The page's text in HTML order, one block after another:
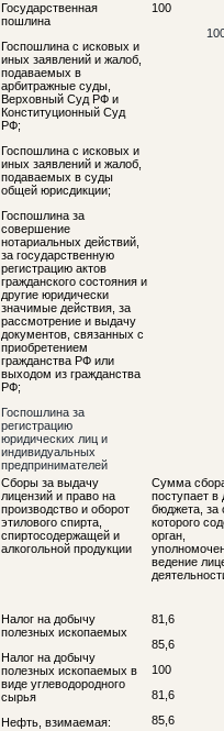
Государственная
пошлина
Госпошлина с исковых и
иных заявлений и жалоб,
подаваемых в
арбитражные суды,
Верховный Суд РФ и
Конституционный Суд
РФ;
Госпошлина с исковых и
иных заявлений и жалоб,
подаваемых в суды
общей юрисдикции;
Госпошлина за
совершение
нотариальных действий,
за государственную
регистрацию актов
гражданского состояния и
другие юридически
значимые действия, за
рассмотрение и выдачу
документов, связанных с
приобретением
гражданства РФ или
выходом из гражданства
РФ;
Госпошлина за
регистрацию
юридических лиц и
индивидуальных
предпринимателей
100
Сборы за выдачу
лицензий и право на
производство и оборот
этилового спирта,
спиртосодержащей и
алкогольной продукции
Сумма
поступает в
бюджета, за
которого
орган,
ведение
Налог на добычу
полезных ископаемых
Налог на добычу
полезных ископаемых в
виде углеводородного
сырья
Нефть, взимаемая:
81,6
85,6
100
81,6
85,6